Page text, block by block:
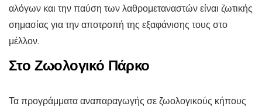
αλόγων και την παύση των λαθρομεταναστών είναι ζωτικής
σημασίας για την αποτροπή της εξαφάνισης τους στο
μέλλον.
Στο Ζωολογικό Πάρκο
Τα προγράμματα αναπαραγωγής σε ζωολογικούς κήπους